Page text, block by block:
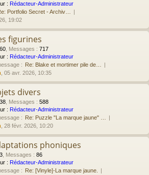
: Rédacteur-Administrateur
Portfolio Secret - Archiv…
19:02
figurines
Messages : 717
: Rédacteur-Administrateur
: Re: Blake et mortimer pile de…
, 05 avr. 2026, 10:35
divers
Messages : 588
: Rédacteur-Administrateur
: Re: Puzzle "La marque jaune" …
, 28 févr. 2026, 10:20
phoniques
Messages : 86
: Rédacteur-Administrateur
: Re: [Vinyle]-La marque jaune.